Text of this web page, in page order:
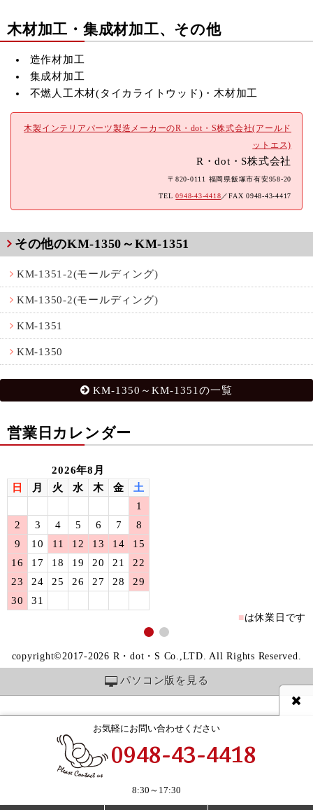
木材加工・集成材加工、その他
造作材加工
集成材加工
不燃人工木材(タイカライトウッド)・木材加工
木製インテリアパーツ製造メーカーのR・dot・S株式会社(アールド
ットエス)
R・dot・S株式会社
〒820-0111 福岡県飯塚市有安958-20
TEL0948-43-4418／FAX 0948-43-4417
その他のKM-1350～KM-1351
KM-1351-2(モールディング)
KM-1350-2(モールディング)
KM-1351
KM-1350
KM-1350～KM-1351の一覧
営業日カレンダー
2026年8月
日
月 火 水 木 金
土
1
2
3 4 5 6 7
8
9
10 11 12 13 14
15
16
17 18 19 20 21
22
23
24 25 26 27 28
29
30
31
■は休業日です
copyright©2017-2026 R・dot・S Co.,LTD. All Rights Reserved.
お気軽にお問い合わせください
0948-43-4418
8:30～17:30
パソコン版を見る